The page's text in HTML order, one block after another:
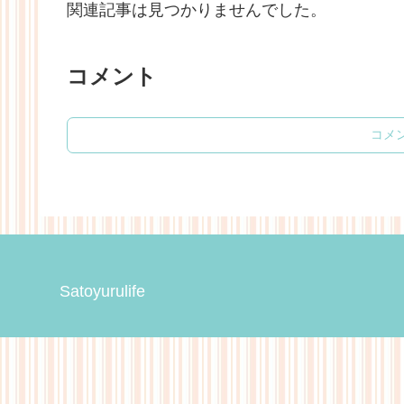
関連記事は見つかりませんでした。
コメント
コメ
Satoyurulife